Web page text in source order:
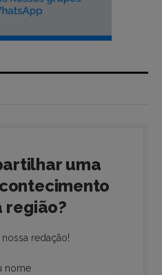
uma
região?
nossa redação!
nome